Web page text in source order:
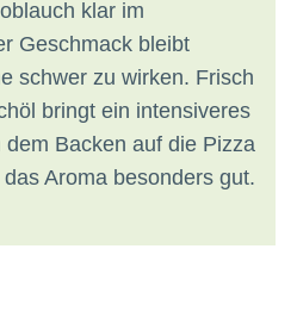
klar im
Geschmack bleibt
schwer zu wirken. Frisch
bringt ein intensiveres
Backen auf die Pizza
Aroma besonders gut.